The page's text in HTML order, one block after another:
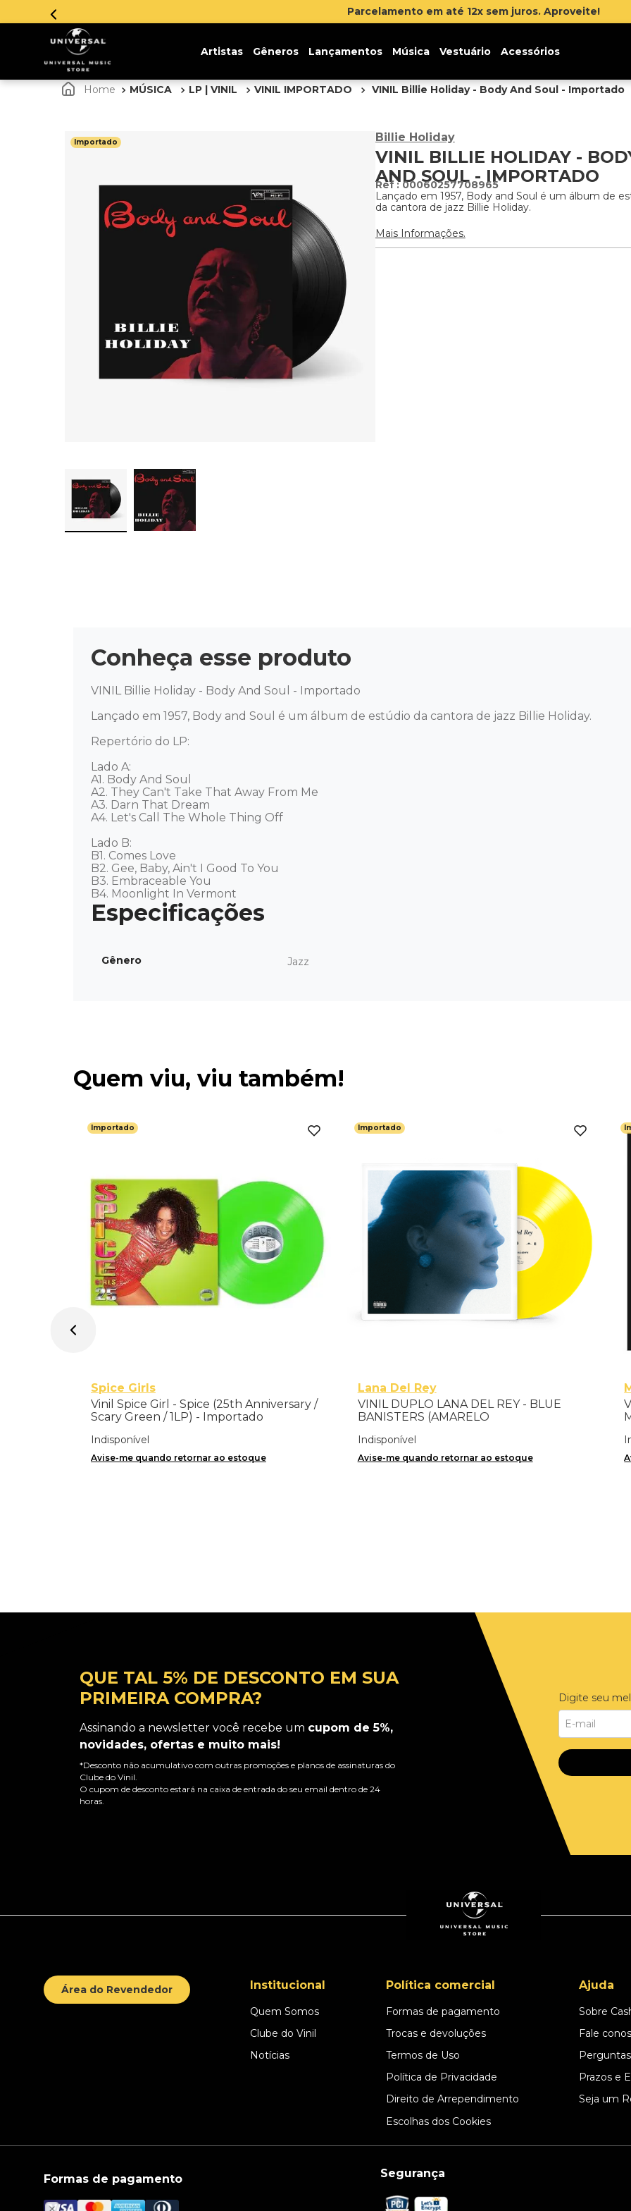
Parcelamento em até 12x sem juros. Aproveite!
Artistas Gêneros Lançamentos Música Vestuário Acessórios
MÚSICA LP | VINIL VINIL IMPORTADO VINIL Billie Holiday - Body And Soul - Importado
Importado Billie Holiday
VINIL BILLIE HOLIDAY -
AND SOUL - IMPORTADO
:00060257708965
Lançado em 1957, Body and Soul é um álbum de
da cantora de jazz Billie Holiday.
Mais Informações.
Conheça esse produto
VINIL Billie Holiday - Body And Soul - Importado
Lançado em 1957, Body and Soul é um álbum de estúdio da cantora de jazz Billie Holiday.
Repertório do LP:
Lado A:
A1. Body And Soul
A2. They Can't Take That Away From Me
A3. Darn That Dream
A4. Let's Call The Whole Thing Off
Lado B:
B1. Comes Love
B2. Gee, Baby, Ain't I Good To You
B3. Embraceable You
B4. Moonlight In Vermont
Gênero Jazz
Quem viu, viu também!
Importado
Spice Girls
Vinil Spice Girl - Spice (25th Anniversary /
Scary Green / 1LP) - Importado
Indisponível
Avise-me quando retornar ao estoque
Importado
Lana Del Rey
VINIL DUPLO LANA DEL REY - BLUE
BANISTERS (AMARELO
Indisponível
Avise-me quando retornar ao estoque
QUE TAL 5% DE DESCONTO EM SUA
PRIMEIRA COMPRA?
Assinando a newsletter você recebe um cupom de 5%,
novidades, ofertas e muito mais!
*Desconto não acumulativo com outras promoções e planos de assinaturas do
Clube do Vinil.
O cupom de desconto estará na caixa de entrada do seu email dentro de 24
horas.
Digite seu
Área do Revendedor Institucional
Quem Somos
Clube do Vinil
Notícias
Política comercial
Formas de pagamento
Trocas e devoluções
Termos de Uso
Política de Privacidade
Direito de Arrependimento
Escolhas dos Cookies
Ajuda
Sobre
Fale
Prazos e
Seja um
Formas de pagamento Segurança